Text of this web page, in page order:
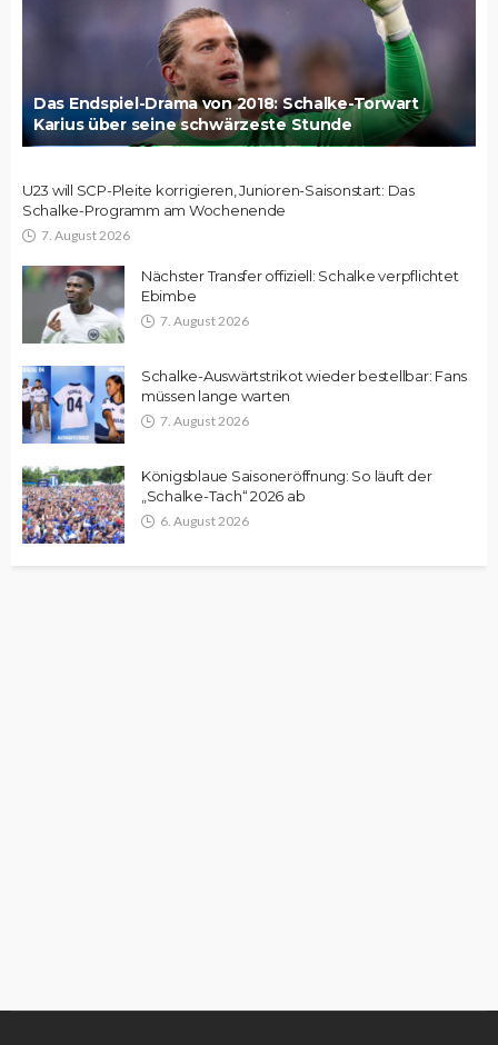
Das Endspiel-Drama von 2018: Schalke-Torwart
Karius über seine schwärzeste Stunde
U23 will SCP-Pleite korrigieren, Junioren-Saisonstart: Das
Schalke-Programm am Wochenende
7. August 2026
Nächster Transfer offiziell: Schalke verpflichtet
Ebimbe
7. August 2026
Schalke-Auswärtstrikot wieder bestellbar: Fans
müssen lange warten
7. August 2026
Königsblaue Saisoneröffnung: So läuft der
„Schalke-Tach“ 2026 ab
6. August 2026